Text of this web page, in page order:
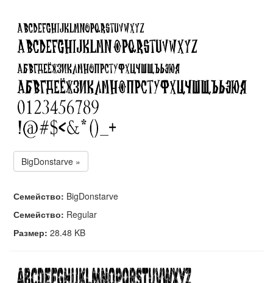
BigDonstarve »
Семейство: BigDonstarve
Семейство: Regular
Размер: 28.48 KB